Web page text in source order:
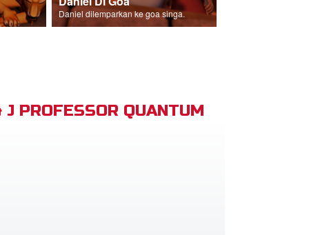
Daniel dilemparkan ke goa singa.
PROFESSOR QUANTUM